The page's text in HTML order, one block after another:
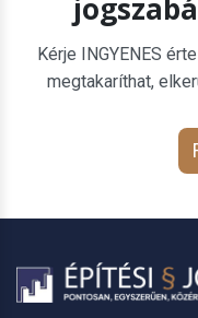
Kérje INGYENES
megtakaríthat,